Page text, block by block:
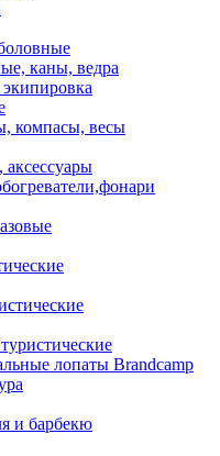
каны, ведра
компасы, весы
лопаты Brandcamp
и барбекю